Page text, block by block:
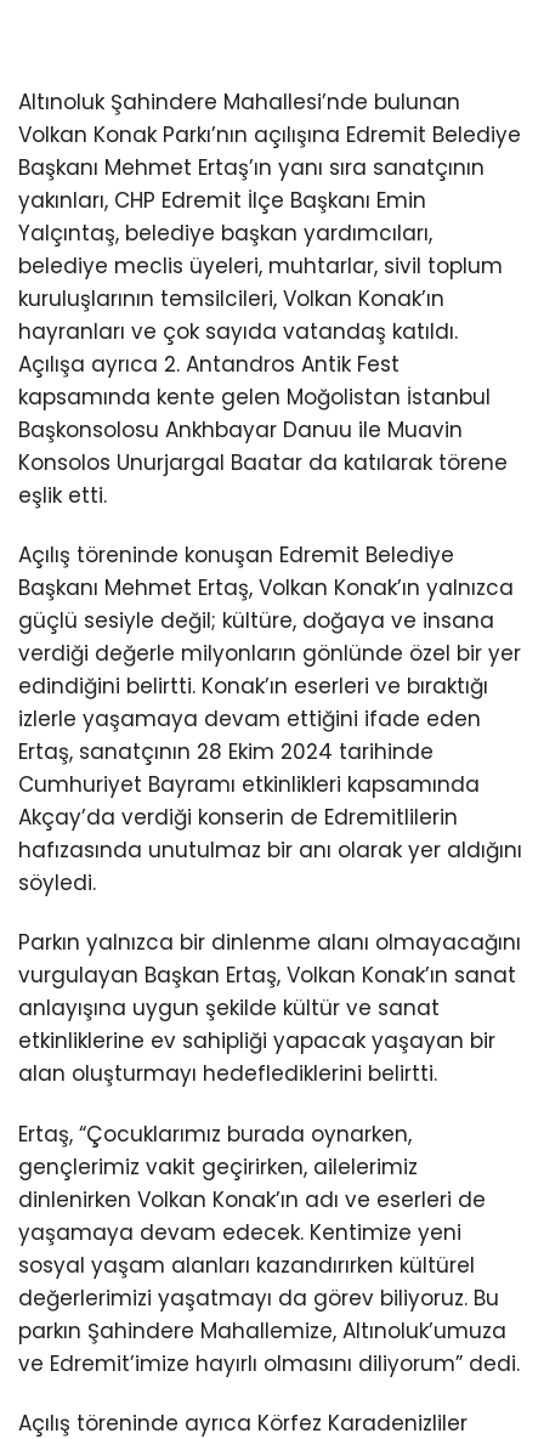
Altınoluk Şahindere Mahallesi’nde bulunan
Volkan Konak Parkı’nın açılışına Edremit Belediye
Başkanı Mehmet Ertaş’ın yanı sıra sanatçının
yakınları, CHP Edremit İlçe Başkanı Emin
Yalçıntaş, belediye başkan yardımcıları,
belediye meclis üyeleri, muhtarlar, sivil toplum
kuruluşlarının temsilcileri, Volkan Konak’ın
hayranları ve çok sayıda vatandaş katıldı.
Açılışa ayrıca 2. Antandros Antik Fest
kapsamında kente gelen Moğolistan İstanbul
Başkonsolosu Ankhbayar Danuu ile Muavin
Konsolos Unurjargal Baatar da katılarak törene
eşlik etti.
Açılış töreninde konuşan Edremit Belediye
Başkanı Mehmet Ertaş, Volkan Konak’ın yalnızca
güçlü sesiyle değil; kültüre, doğaya ve insana
verdiği değerle milyonların gönlünde özel bir yer
edindiğini belirtti. Konak’ın eserleri ve bıraktığı
izlerle yaşamaya devam ettiğini ifade eden
Ertaş, sanatçının 28 Ekim 2024 tarihinde
Cumhuriyet Bayramı etkinlikleri kapsamında
Akçay’da verdiği konserin de Edremitlilerin
hafızasında unutulmaz bir anı olarak yer aldığını
söyledi.
Parkın yalnızca bir dinlenme alanı olmayacağını
vurgulayan Başkan Ertaş, Volkan Konak’ın sanat
anlayışına uygun şekilde kültür ve sanat
etkinliklerine ev sahipliği yapacak yaşayan bir
alan oluşturmayı hedeflediklerini belirtti.
Ertaş, “Çocuklarımız burada oynarken,
gençlerimiz vakit geçirirken, ailelerimiz
dinlenirken Volkan Konak’ın adı ve eserleri de
yaşamaya devam edecek. Kentimize yeni
sosyal yaşam alanları kazandırırken kültürel
değerlerimizi yaşatmayı da görev biliyoruz. Bu
parkın Şahindere Mahallemize, Altınoluk’umuza
ve Edremit’imize hayırlı olmasını diliyorum” dedi.
Açılış töreninde ayrıca Körfez Karadenizliler